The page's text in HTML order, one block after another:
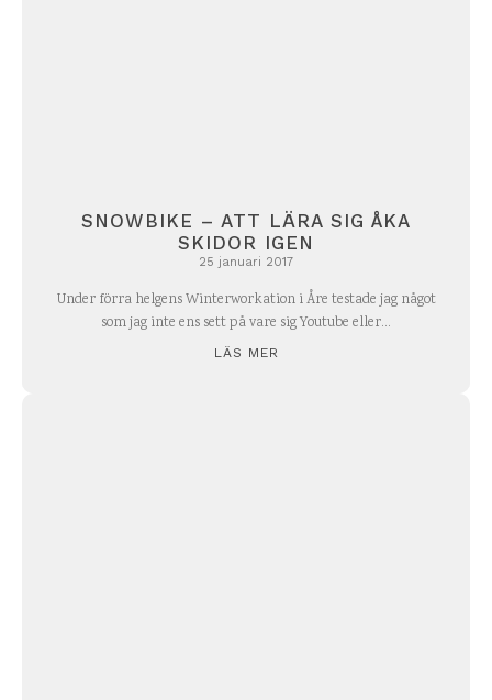
SNOWBIKE – ATT LÄRA SIG ÅKA
SKIDOR IGEN
25 januari 2017
Under förra helgens Winterworkation i Åre testade jag något
som jag inte ens sett på vare sig Youtube eller...
LÄS MER